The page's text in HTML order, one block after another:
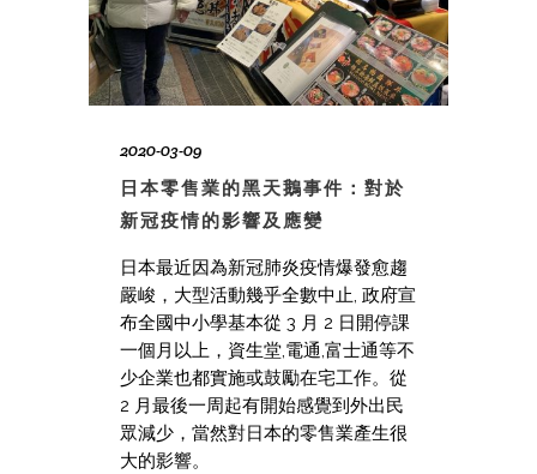
2020-03-09
日本零售業的黑天鵝事件：對於
新冠疫情的影響及應變
日本最近因為新冠肺炎疫情爆發愈趨
嚴峻，大型活動幾乎全數中止, 政府宣
布全國中小學基本從 3 月 2 日開停課
一個月以上，資生堂,電通,富士通等不
少企業也都實施或鼓勵在宅工作。從
2 月最後一周起有開始感覺到外出民
眾減少，當然對日本的零售業產生很
大的影響。